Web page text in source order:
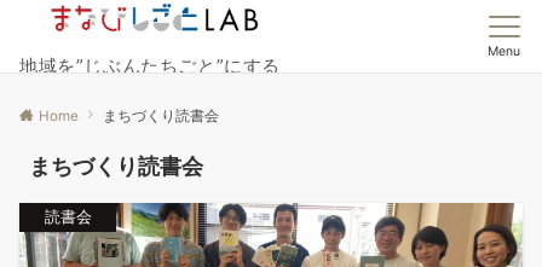
地域を”じぶんたちごと”にする
Menu
Home まちづくり読書会
まちづくり読書会
読書会